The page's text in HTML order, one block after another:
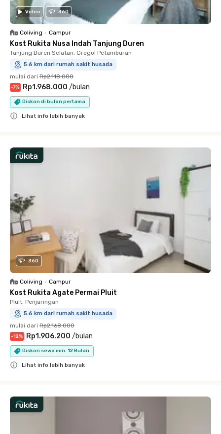
Video 360
Coliving • Campur
Kost Rukita Nusa Indah Tanjung Duren
Tanjung Duren Selatan, Grogol Petamburan
5.6 km dari rumah sakit husada
mulai dari Rp2.118.000
-7% Rp1.968.000 /bulan
Diskon di bulan pertama
Lihat info lebih banyak
360
Coliving • Campur
Kost Rukita Agate Permai Pluit
Pluit, Penjaringan
5.6 km dari rumah sakit husada
mulai dari Rp2.168.000
-12% Rp1.906.200 /bulan
Diskon sewa min. 12 Bulan
Lihat info lebih banyak